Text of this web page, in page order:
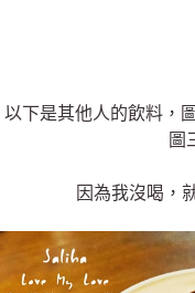
以下是其他人的飲料，
圖
因為我沒喝，